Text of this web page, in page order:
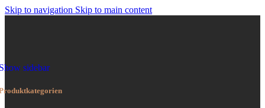
Skip to navigation Skip to main content
sidebar